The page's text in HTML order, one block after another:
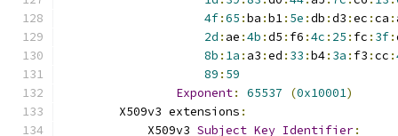
4f:65 :ba :b1: 5e :db :d3 :ec :ca :
2d : ae :4b :d5 : f6 :4c : 25 : fc : 3f:
8b : 1a : a3 :ed : 33 :b4: 3a : f3 :cc :
89 : 59
Exponent: 65537 (0x10001)
        X509v3 extensions
:
            X509v3
Subject Key Identifier: